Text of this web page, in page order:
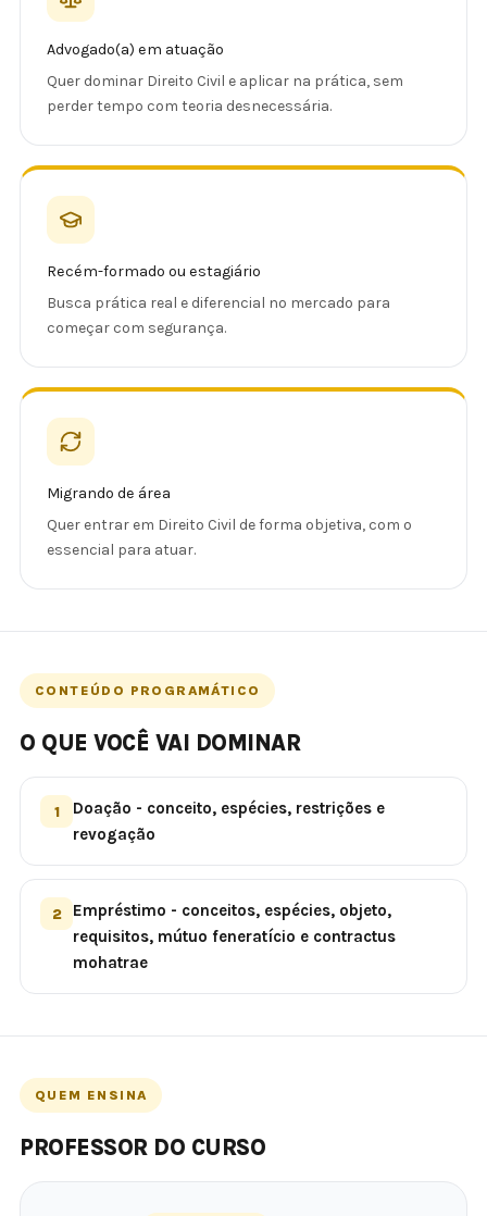
Advogado(a) em atuação
Quer dominar Direito Civil e aplicar na prática, sem
perder tempo com teoria desnecessária.
Recém-formado ou estagiário
Busca prática real e diferencial no mercado para
começar com segurança.
Migrando de área
Quer entrar em Direito Civil de forma objetiva, com o
essencial para atuar.
CONTEÚDO PROGRAMÁTICO
O QUE VOCÊ VAI DOMINAR
1
Doação - conceito, espécies, restrições e
revogação
2
Empréstimo - conceitos, espécies, objeto,
requisitos, mútuo feneratício e contractus
mohatrae
QUEM ENSINA
PROFESSOR DO CURSO